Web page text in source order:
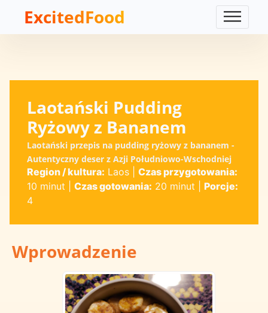
ExcitedFood
Laotański Pudding
Ryżowy z Bananem
Laotański przepis na pudding ryżowy z bananem -
Autentyczny deser z Azji Południowo-Wschodniej
Region / kultura: Laos| Czas przygotowania:
10 minut
Czas gotowania: 20 minut
Porcje:
4
Wprowadzenie